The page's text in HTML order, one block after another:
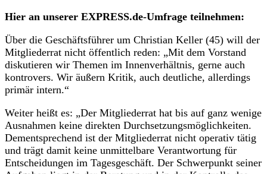
Hier an unserer EXPRESS.de-Umfrage teilnehmen:
Über die Geschäftsführer um Christian Keller (45) will der
Mitgliederrat nicht öffentlich reden: „Mit dem Vorstand
diskutieren wir Themen im Innenverhältnis, gerne auch
kontrovers. Wir äußern Kritik, auch deutliche, allerdings
primär intern.“
Weiter heißt es: „Der Mitgliederrat hat bis auf ganz wenige
Ausnahmen keine direkten Durchsetzungsmöglichkeiten.
Dementsprechend ist der Mitgliederrat nicht operativ tätig
und trägt damit keine unmittelbare Verantwortung für
Entscheidungen im Tagesgeschäft. Der Schwerpunkt seiner